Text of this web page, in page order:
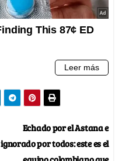
Echado por el Astana e
ignorado por todos: este es el